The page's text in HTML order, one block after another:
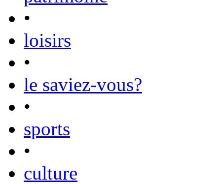
•
loisirs
•
le saviez-vous?
•
sports
•
culture